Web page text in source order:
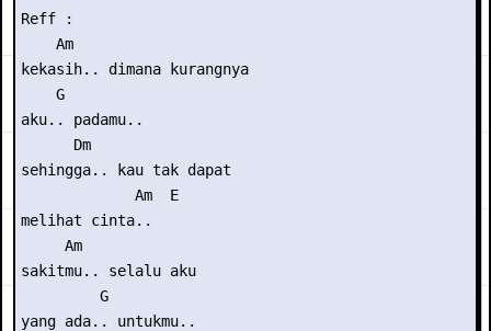
Reff :
    Am
kekasih.. dimana kurangnya
    G
aku.. padamu..
      Dm
sehingga.. kau tak dapat
             Am  E
melihat cinta..
     Am
sakitmu.. selalu aku
         G
yang ada.. untukmu..